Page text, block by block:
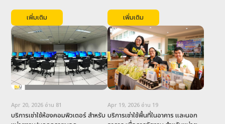
เพิ่มเติม เพิ่มเติม
Apr 20, 2026 อ่าน 81
บริการเช่าใช้ห้องคอมพิวเตอร์ สำหรับ
Apr 19, 2026 อ่าน 19
บริการเช่าใช้พื้นที่ในอาคาร และนอก